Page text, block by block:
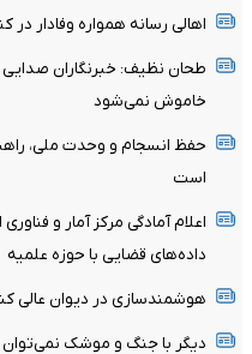
اهالی رسانه همواره وفادار در
طحان نظیف: خبرنگاران
خاموش نمی‌شود
حفظ انسجام و وحدت ملی،
است
اعلام آمادگی مرکز آمار و
داده‌های قضایی با حوزه علمیه
هوشمندسازی در دیوان عالی
دیگر با جنگ و موشک نمی‌توان